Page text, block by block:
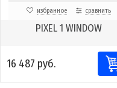
избранное сравнить
PIXEL 1 WINDOW
16 487 руб.